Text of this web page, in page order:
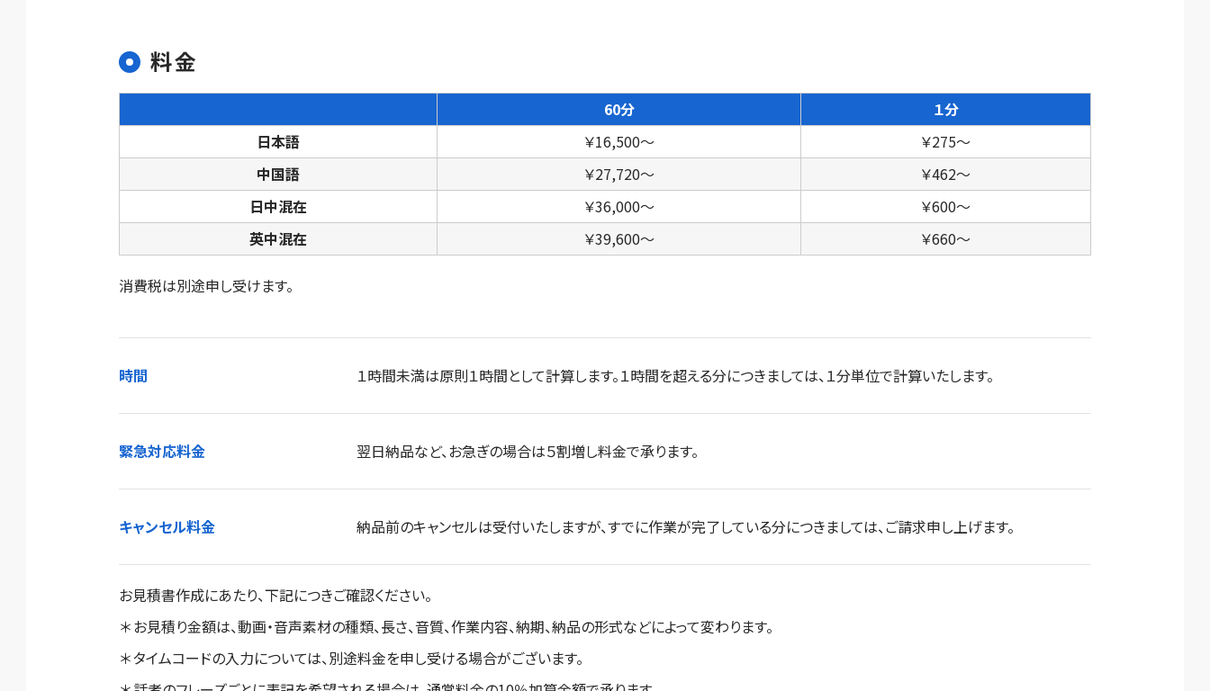
料金
60分
１分
日本語
￥16,500～
￥275～
中国語
￥27,720～
￥462～
日中混在
￥36,000～
￥600～
英中混在
￥39,600～ ￥660～
消費税は別途申し受けます。
時間 １時間未満​は​原則１時間として計算します。１時間を超える分につきましては、１分単位で計算いたします。
緊急対応料金 翌日納品など、お急ぎの場合は５割増し料金で承ります。
キャンセル料金 納品前のキャンセルは受付いたしますが、すでに作業が完了している分につきましては、ご請求申し上げます。
お見積書作成にあたり、下記につきご確認ください。
お見積り金額は、動画・音声素材の種類、長さ、音質、作業内容、納期、納品の形式などによって変わります。
タイムコードの入力については、別途料金を申し受ける場合がございます。